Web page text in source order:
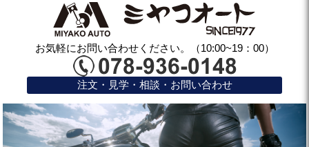
お気軽にお問い合わせください。（10:00~19：00）
注文・見学・相談・お問い合わせ